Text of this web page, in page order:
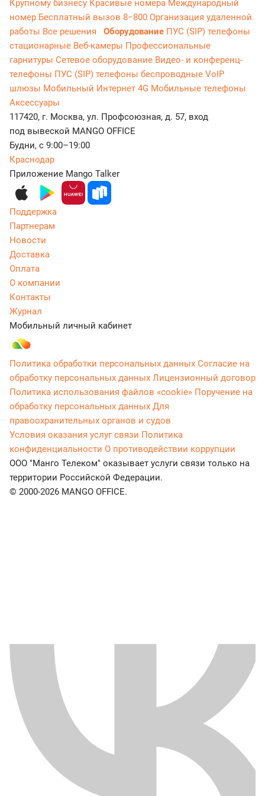
Крупному бизнесу Красивые номера Международный
номер Бесплатный вызов 8−800 Организация удаленной
работы Все решения Оборудование ПУС (SIP) телефоны
стационарные Веб-камеры Профессиональные
гарнитуры Сетевое оборудование Видео- и конференц-
телефоны ПУС (SIP) телефоны беспроводные VoIP
шлюзы Мобильный Интернет 4G Мобильные телефоны
Аксессуары
117420, г. Москва, ул. Профсоюзная, д. 57, вход
под вывеской MANGO OFFICE
Будни, с 9:00–19:00
Краснодар
Приложение Mango Talker
Поддержка
Партнерам
Новости
Доставка
Оплата
О компании
Контакты
Журнал
Мобильный личный кабинет
Политика обработки персональных данных Согласие на
обработку персональных данных Лицензионный договор
Политика использования файлов «cookie» Поручение на
обработку персональных данных Для
правоохранительных органов и судов
Условия оказания услуг связи Политика
конфиденциальности О противодействии коррупции
ООО "Манго Телеком" оказывает услуги связи только на
территории Российской Федерации.
© 2000-2026 MANGO OFFICE.